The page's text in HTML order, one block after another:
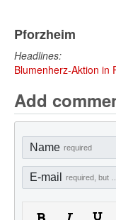
Pforzheim
Headlines:
Blumenherz-Aktion in
Add
Name required
E-mail